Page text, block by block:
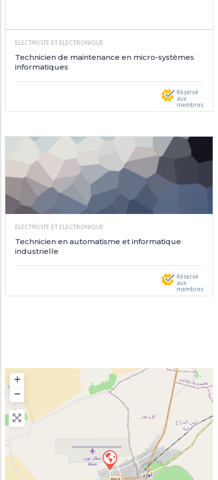
ELECTRICITE ET ELECTRONIQUE
Technicien de maintenance en micro-systèmes
informatiques
Réservé
aux
membres
ELECTRICITE ET ELECTRONIQUE
Technicien en automatisme et informatique
industrielle
Réservé
aux
membres
+
−